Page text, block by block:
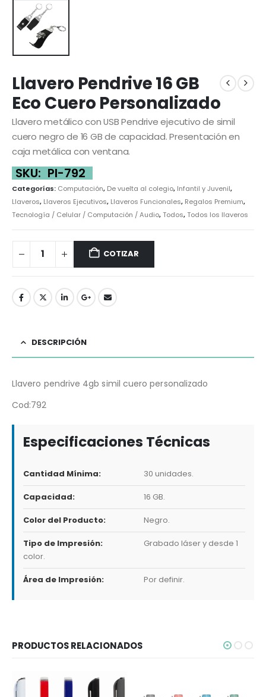
Llavero Pendrive 16 GB
Eco Cuero Personalizado
Llavero metálico con USB Pendrive ejecutivo de simil
cuero negro de 16 GB de capacidad. Presentación en
caja metálica con ventana.
SKU: PI-792
Categorías: Computación, De vuelta al colegio, Infantil y Juvenil,
Llaveros, Llaveros Ejecutivos, Llaveros Funcionales, Regalos Premium,
Tecnología / Celular / Computación / Audio,Todos,Todos los llaveros
COTIZAR
DESCRIPCIÓN
Llavero pendrive 4gb simil cuero personalizado
Cod:792
Especificaciones Técnicas
Cantidad Mínima: 30 unidades.
Capacidad: 16 GB.
Color del Producto: Negro.
Tipo de Impresión:
Grabado láser y desde 1
color.
Área de Impresión: Por definir.
PRODUCTOS RELACIONADOS